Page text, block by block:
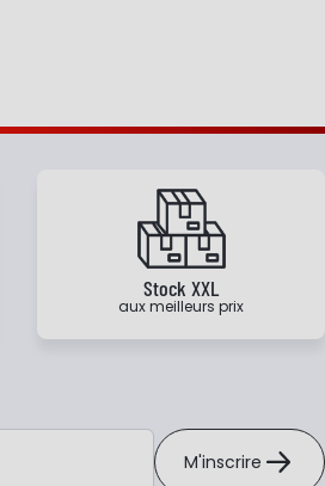
Stock XXL
aux meilleurs prix
M'inscrire